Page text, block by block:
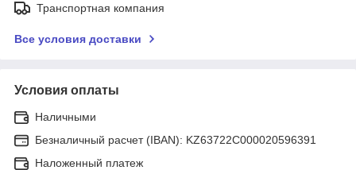
Транспортная компания
Все условия доставки
Условия оплаты
Наличными
Безналичный расчет (IBAN): KZ63722C000020596391
Наложенный платеж